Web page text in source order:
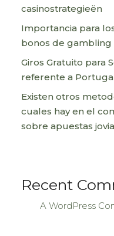
casinostrategieën
Importancia para
bonos de
Giros Gratuito para
referente a
Existen otros
cuales hay en el
sobre apuestas
Recent
A WordPress